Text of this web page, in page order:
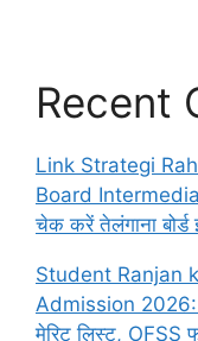
Recent
Link Strategi
Board
चेक करें तेलंगाना बोर्ड
Student Ranjan
Admission 2026:
मेरिट लिस्ट, OFSS